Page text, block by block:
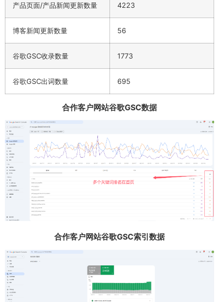
产品页面/产品新闻更新数量 4223
博客新闻更新数量 56
谷歌GSC收录数量 1773
谷歌GSC出词数量 695
合作客户网站谷歌GSC数据
合作客户网站谷歌GSC索引数据